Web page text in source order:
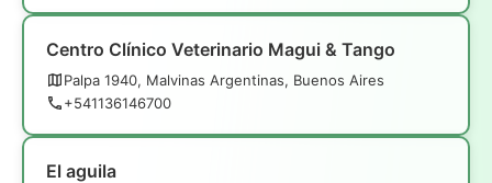
Centro Clínico Veterinario Magui & Tango
Palpa 1940, Malvinas Argentinas, Buenos Aires
+541136146700
El aguila